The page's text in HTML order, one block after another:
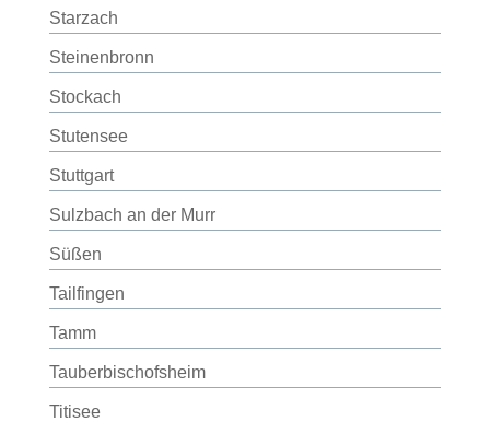
Starzach
Steinenbronn
Stockach
Stutensee
Stuttgart
Sulzbach an der Murr
Süßen
Tailfingen
Tamm
Tauberbischofsheim
Titisee